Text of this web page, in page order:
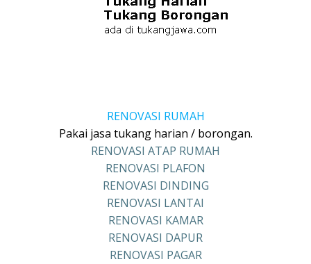
RENOVASI RUMAH
Pakai jasa tukang harian / borongan.
RENOVASI ATAP RUMAH
RENOVASI PLAFON
RENOVASI DINDING
RENOVASI LANTAI
RENOVASI KAMAR
RENOVASI DAPUR
RENOVASI PAGAR